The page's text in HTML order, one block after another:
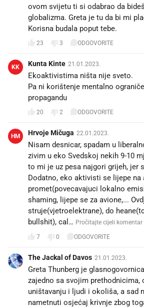
ovom svijetu ti si odabrao da
globalizma. Greta je tu da bi mi
Korisna budala poput tebe.
23 3 ODGOVORITE
KK Kunta Kinte 21.01.2023.
Ekoaktivistima ništa nije sveto.
Pa ni korištenje mentalno
propagandu
20 2 ODGOVORITE
HM Hrvoje Mičuga 22.01.2023.
Nisam desnicar, spadam u
zivim u eko Svedskoj nekih 9-10
to mi je uz pesa najgori grijeh, jer
Dodatno, eko aktivisti se lijepe
promet(povecavajuci lokalno
shaming, lijepe se za avione,...
struje(vjetroelektrane), do
bullshit), cal… Pročitajte cijeli komentar
7 0 ODGOVORITE
The Jackal of Davos 21.01.2023.
Greta Thunberg je
zajedno sa svojim prethodnicima,
uništavanju i ljudi i okoliša, a sad
nametnuti osjećaj krivnje zbog